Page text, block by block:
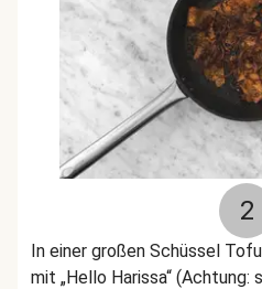
2
In einer großen Schüssel
mit „Hello Harissa“